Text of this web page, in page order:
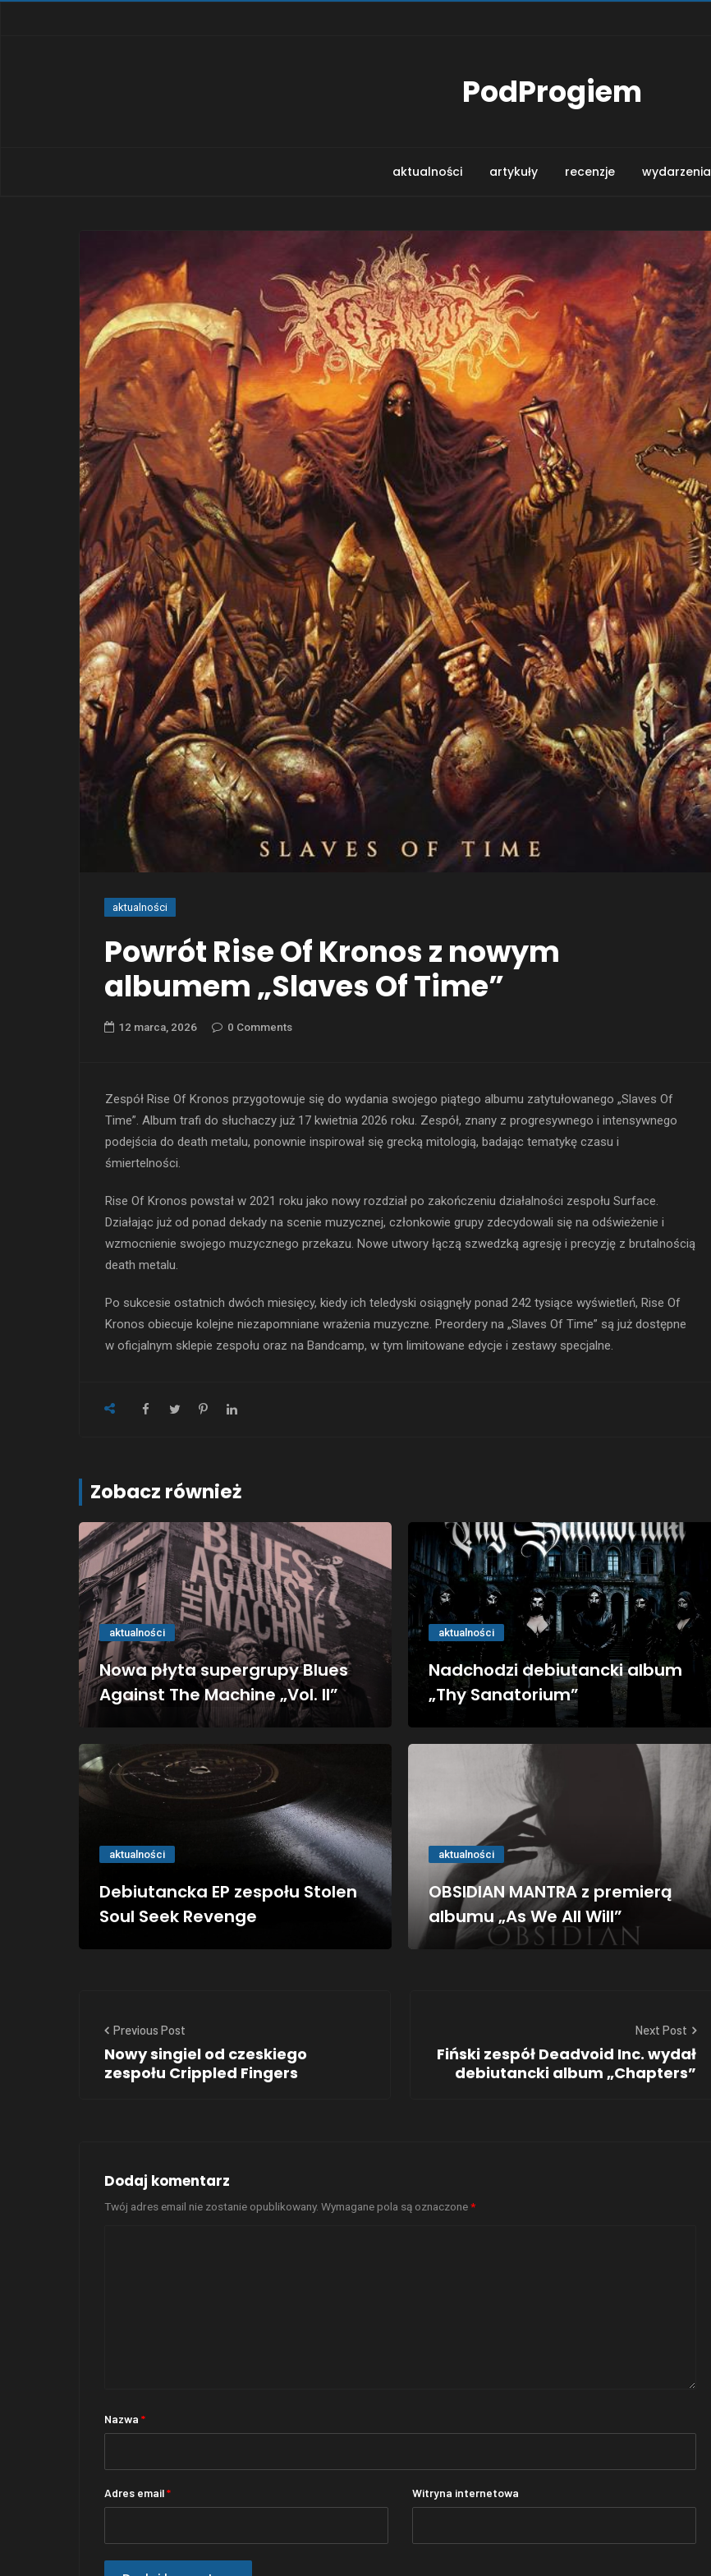
PodProgiem
aktualności artykuły recenzje wydarzenia
aktualności
Powrót Rise Of Kronos z nowym
albumem „Slaves Of Time”
12 marca, 2026 0 Comments
Zespół Rise Of Kronos przygotowuje się do wydania swojego piątego albumu zatytułowanego „Slaves Of
Time”. Album trafi do słuchaczy już 17 kwietnia 2026 roku. Zespół, znany z progresywnego i intensywnego
podejścia do death metalu, ponownie inspirował się grecką mitologią, badając tematykę czasu i
śmiertelności.
Rise Of Kronos powstał w 2021 roku jako nowy rozdział po zakończeniu działalności zespołu Surface.
Działając już od ponad dekady na scenie muzycznej, członkowie grupy zdecydowali się na odświeżenie i
wzmocnienie swojego muzycznego przekazu. Nowe utwory łączą szwedzką agresję i precyzję z brutalnością
death metalu.
Po sukcesie ostatnich dwóch miesięcy, kiedy ich teledyski osiągnęły ponad 242 tysiące wyświetleń, Rise Of
Kronos obiecuje kolejne niezapomniane wrażenia muzyczne. Preordery na „Slaves Of Time” są już dostępne
w oficjalnym sklepie zespołu oraz na Bandcamp, w tym limitowane edycje i zestawy specjalne.
Zobacz również
aktualności
Nowa płyta supergrupy Blues
Against The Machine „Vol. II”
aktualności
Nadchodzi debiutancki album
„Thy Sanatorium”
aktualności
Debiutancka EP zespołu Stolen
Soul Seek Revenge
aktualności
OBSIDIAN MANTRA z premierą
albumu „As We All Will”
Previous Post
Nowy singiel od czeskiego
zespołu Crippled Fingers
Next Post
Fiński zespół Deadvoid Inc. wydał
debiutancki album „Chapters”
Dodaj komentarz
Twój adres email nie zostanie opublikowany. Wymagane pola są oznaczone*
Nazwa *
Adres email* Witryna internetowa